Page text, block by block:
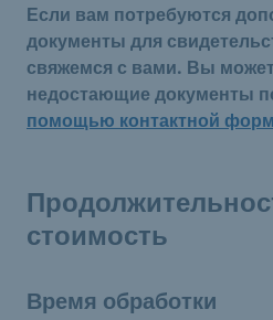
Если вам потребуются
документы для
свяжемся с вами. Вы
недостающие документы
помощью контактной
стоимость
Время обработки